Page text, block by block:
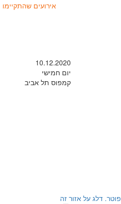
אירועים שהתקיימו
10.12.2020
יום חמישי
קמפוס תל אביב
פוטר. דלג על אזור זה